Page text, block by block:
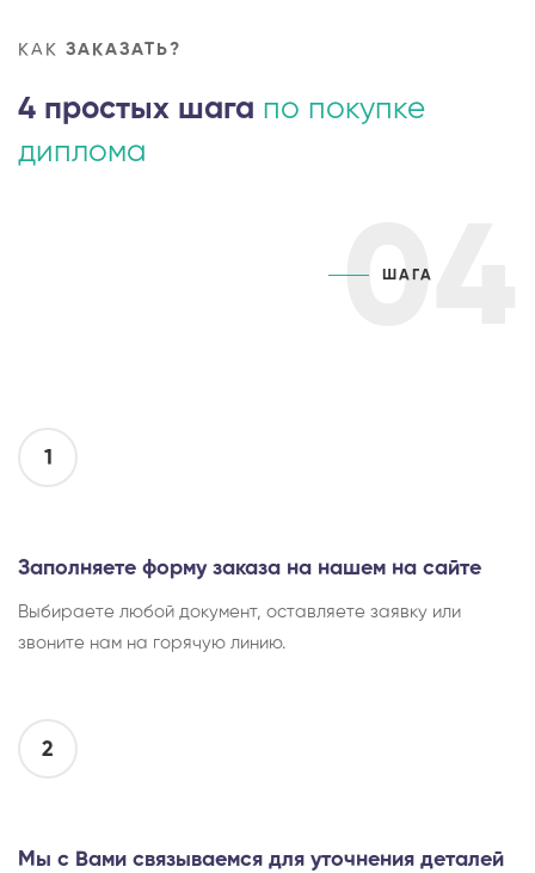
КАК ЗАКАЗАТЬ?
4 простых шага по покупке
диплома
04
ШАГА
1
Заполняете форму заказа на нашем на сайте
Выбираете любой документ, оставляете заявку или
звоните нам на горячую линию.
2
Мы с Вами связываемся для уточнения деталей